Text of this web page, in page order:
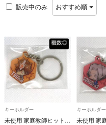
販売中のみ おすすめ順
キーホルダー
未使用 家庭教師ヒットマンREBORN! アクリルチャームコレクション 沢田綱吉 ジャンプショップ中国限定
キーホルダー